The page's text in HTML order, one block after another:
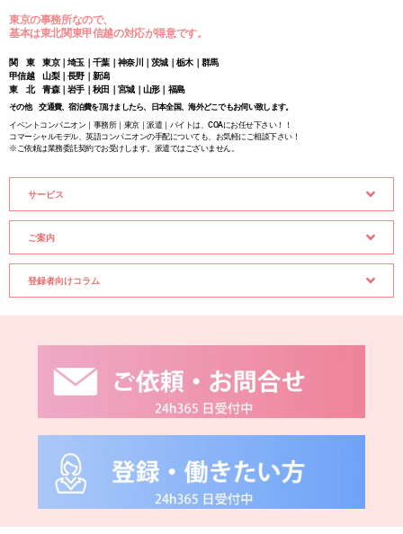
東京の事務所なので、
基本は東北関東甲信越の対応が得意です。
関 東 東京｜埼玉｜千葉｜神奈川｜茨城｜栃木｜群馬
甲信越 山梨｜長野｜新潟
東 北 青森｜岩手｜秋田｜宮城｜山形｜福島
その他 交通費、宿泊費を頂けましたら、日本全国、海外どこでもお伺い致します。
イベントコンパニオン｜事務所｜東京｜派遣｜バイトは、COAにお任せ下さい！！
コマーシャルモデル、英語コンパニオンの手配についても、お気軽にご相談下さい！
※ご依頼は業務委託契約でお受けします。派遣ではございません。
サービス
ご案内
登録者向けコラム